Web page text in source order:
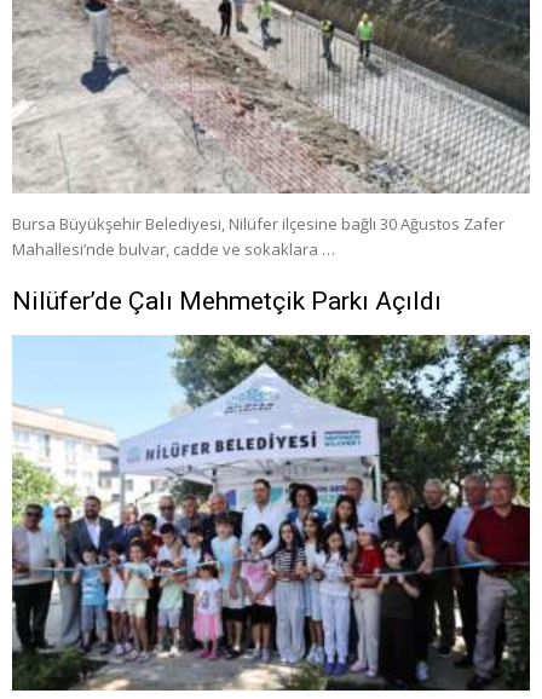
Bursa Büyükşehir Belediyesi, Nilüfer ilçesine bağlı 30 Ağustos Zafer
Mahallesi’nde bulvar, cadde ve sokaklara …
Nilüfer’de Çalı Mehmetçik Parkı Açıldı